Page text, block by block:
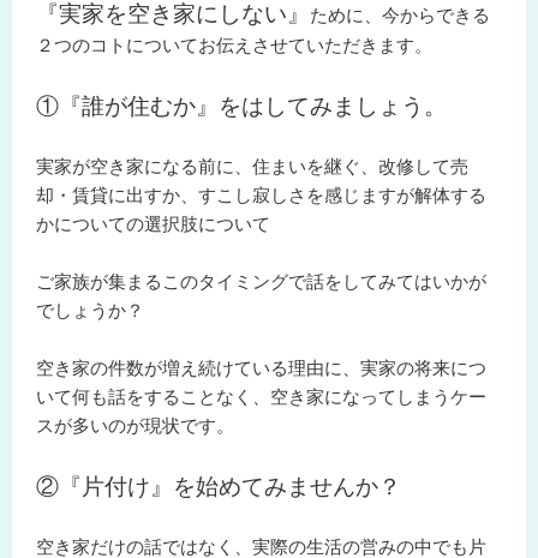
『実家を空き家にしない』
ために、今からできる
２ つのコトについてお伝えさせていただきます。
①『誰が住むか』をはしてみましょう。
実家が空き家になる前に、住まいを継ぐ、改修して売
却・賃貸に出すか、すこし寂しさを感じますが解体する
かについての選択肢について
ご家族が集まるこのタイミングで話をしてみてはいかが
でしょうか？
空き家の件数が増え続けている理由に、実家の将来につ
いて何も話をすることなく、空き家になってしまうケー
スが多いのが現状です。
②『片付け』を始めてみませんか？
空き家だけの話ではなく、実際の生活の営みの中でも片